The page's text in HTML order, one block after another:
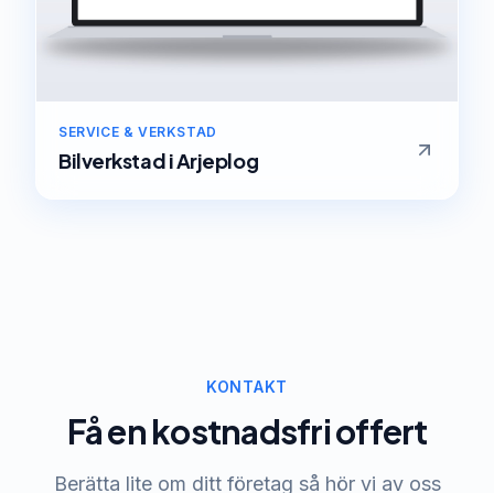
SERVICE & VERKSTAD
BilverkstadiArjeplog
KONTAKT
Få en kostnadsfri offert
Berätta lite om ditt företag så hör vi av oss